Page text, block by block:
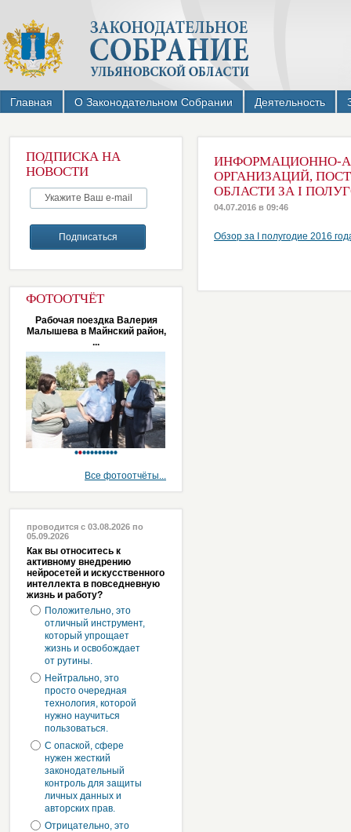
Главная О Законодательном Собрании Деятельность
ПОДПИСКА НА
НОВОСТИ
ФОТООТЧЁТ
Рабочая поездка Валерия
Малышева в Майнский район,
...
Все фотоотчёты...
проводится с 03.08.2026 по
05.09.2026
Как вы относитесь к
активному внедрению
нейросетей и искусственного
интеллекта в повседневную
жизнь и работу?
Положительно, это
отличный инструмент,
который упрощает
жизнь и освобождает
от рутины.
Нейтрально, это
просто очередная
технология, которой
нужно научиться
пользоваться.
С опаской, сфере
нужен жесткий
законодательный
контроль для защиты
личных данных и
авторских прав.
Отрицательно, это
ИНФОРМАЦИОННО-
ОРГАНИЗАЦИЙ,
ОБЛАСТИ ЗА I
04.07.2016 в 09:46
Обзор за I полугодие 2016